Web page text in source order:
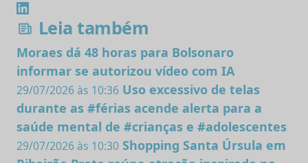
Leia também
Moraes dá 48 horas para Bolsonaro
informar se autorizou vídeo com IA
29/07/2026 às 10:36 Uso excessivo de telas
durante as #férias acende alerta para a
saúde mental de #crianças e #adolescentes
29/07/2026 às 10:30 Shopping Santa Úrsula em